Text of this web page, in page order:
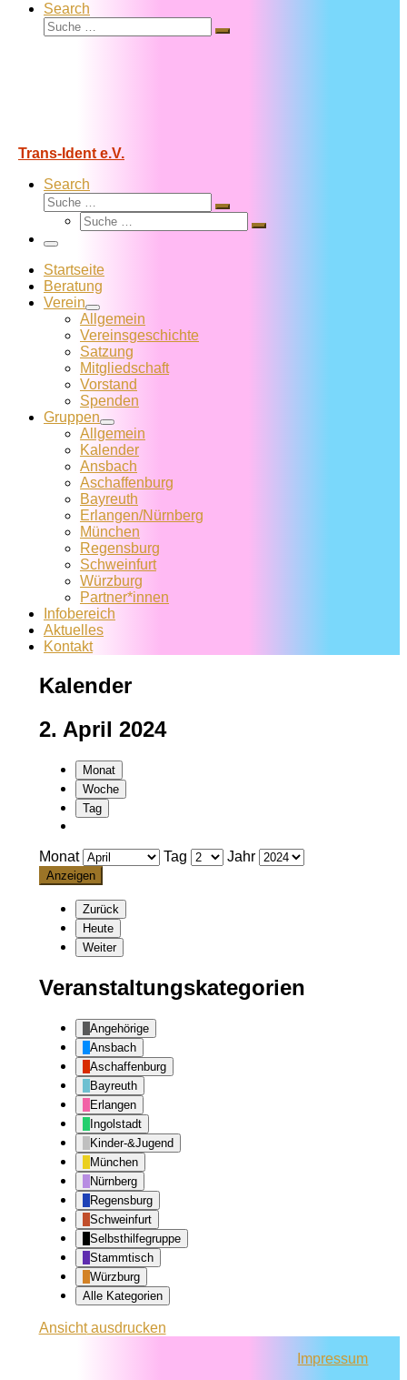
Search
Suche
Suche
Trans-Ident e.V.
Search
Suche
Suche
Suche
Suche
Menü
Startseite
Beratung
Verein
Allgemein
Vereins­geschichte
Satzung
Mitglied­schaft
Vorstand
Spenden
Gruppen
Allgemein
Kalender
Ansbach
Aschaffenburg
Bayreuth
Erlangen/Nürnberg
München
Regensburg
Schweinfurt
Würzburg
Partner*innen
Infobereich
Aktuelles
Kontakt
Kalender
2. April 2024
Monat
Woche
Tag
Monat Tag Jahr
Zurück
Heute
Weiter
Veranstaltungskategorien
Angehörige
Ansbach
Aschaffenburg
Bayreuth
Erlangen
Ingolstadt
Kinder-&Jugend
München
Nürnberg
Regensburg
Schweinfurt
Selbsthilfegruppe
Stammtisch
Würzburg
Alle Kategorien
Ansichtausdrucken
Impressum